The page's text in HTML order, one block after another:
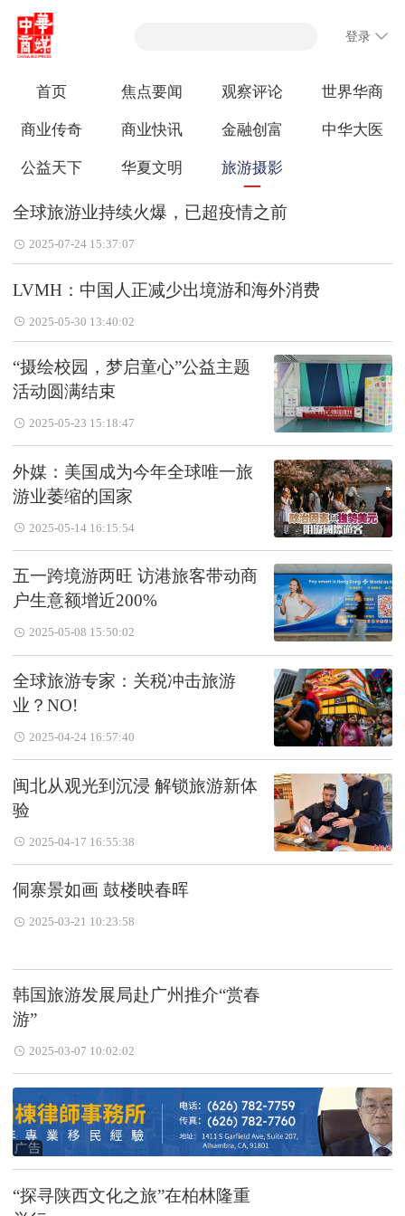
登录
首页 焦点要闻 观察评论 世界华商
商业传奇 商业快讯 金融创富 中华大医
公益天下 华夏文明 旅游摄影
全球旅游业持续火爆，已超疫情之前
2025-07-24 15:37:07
LVMH：中国人正减少出境游和海外消费
2025-05-30 13:40:02
“摄绘校园，梦启童心”公益主题
活动圆满结束
2025-05-23 15:18:47
外媒：美国成为今年全球唯一旅
游业萎缩的国家
2025-05-14 16:15:54
五一跨境游两旺 访港旅客带动商
户生意额增近200%
2025-05-08 15:50:02
全球旅游专家：关税冲击旅游
业？NO!
2025-04-24 16:57:40
闽北从观光到沉浸 解锁旅游新体
验
2025-04-17 16:55:38
侗寨景如画 鼓楼映春晖
2025-03-21 10:23:58
韩国旅游发展局赴广州推介“赏春
游”
2025-03-07 10:02:02
“探寻陕西文化之旅”在柏林隆重